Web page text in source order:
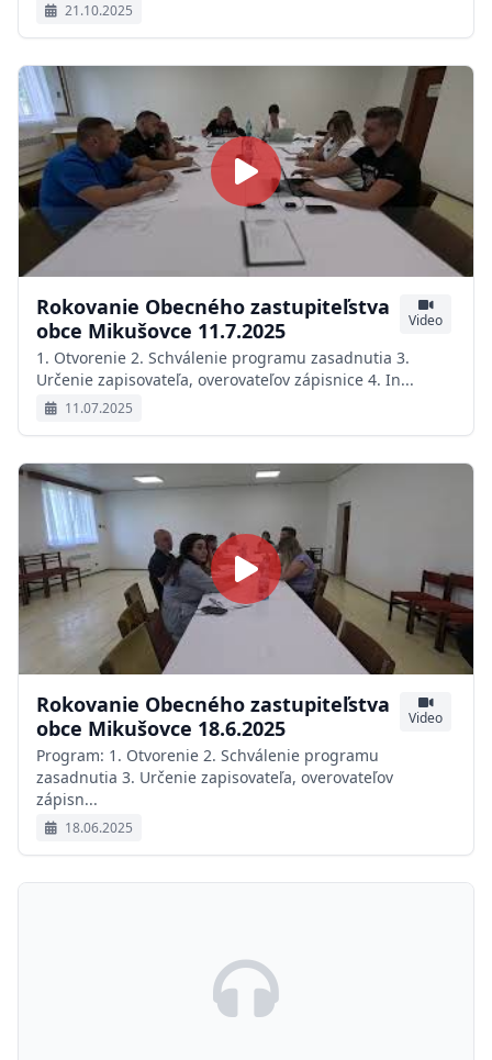
21.10.2025
Rokovanie Obecného zastupiteľstva
obce Mikušovce 11.7.2025
Video
1. Otvorenie 2. Schválenie programu zasadnutia 3.
Určenie zapisovateľa, overovateľov zápisnice 4. In...
11.07.2025
Rokovanie Obecného zastupiteľstva
obce Mikušovce 18.6.2025
Video
Program: 1. Otvorenie 2. Schválenie programu
zasadnutia 3. Určenie zapisovateľa, overovateľov
zápisn...
18.06.2025